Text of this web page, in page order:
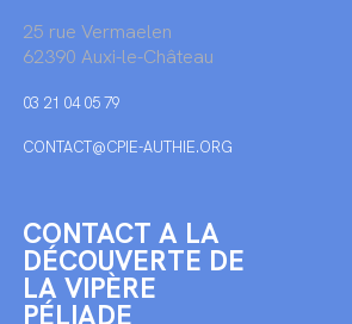
25 rue Vermaelen
62390 Auxi-le-Château
03 21 04 05 79
CONTACT@CPIE-AUTHIE.ORG
CONTACT A LA
DÉCOUVERTE DE
LA VIPÈRE
PÉLIADE